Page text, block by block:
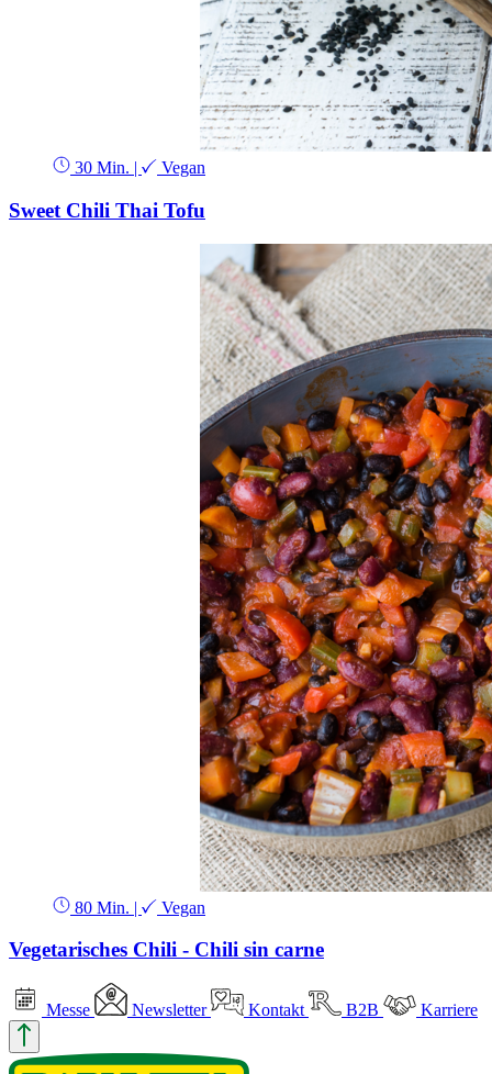
30 Min. | Vegan
Sweet Chili Thai Tofu
80 Min. | Vegan
Vegetarisches Chili - Chili sin carne
Messe Newsletter Kontakt B2B Karriere